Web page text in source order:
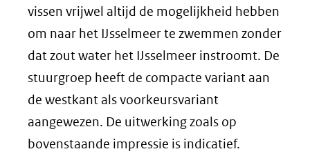
vissen vrijwel altijd de mogelijkheid hebben
om naar het IJsselmeer te zwemmen zonder
dat zout water het IJsselmeer instroomt. De
stuurgroep heeft de compacte variant aan
de westkant als voorkeursvariant
aangewezen. De uitwerking zoals op
bovenstaande impressie is indicatief.